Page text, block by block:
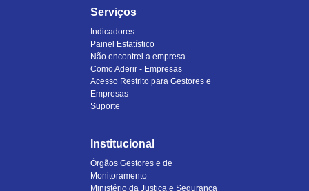
Serviços
Indicadores
Painel Estatístico
Não encontrei a empresa
Como Aderir - Empresas
Acesso Restrito para Gestores e
Empresas
Suporte
Institucional
Órgãos Gestores e de
Monitoramento
Ministério da Justiça e Segurança